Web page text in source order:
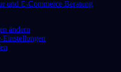
ändern
Einstellungen